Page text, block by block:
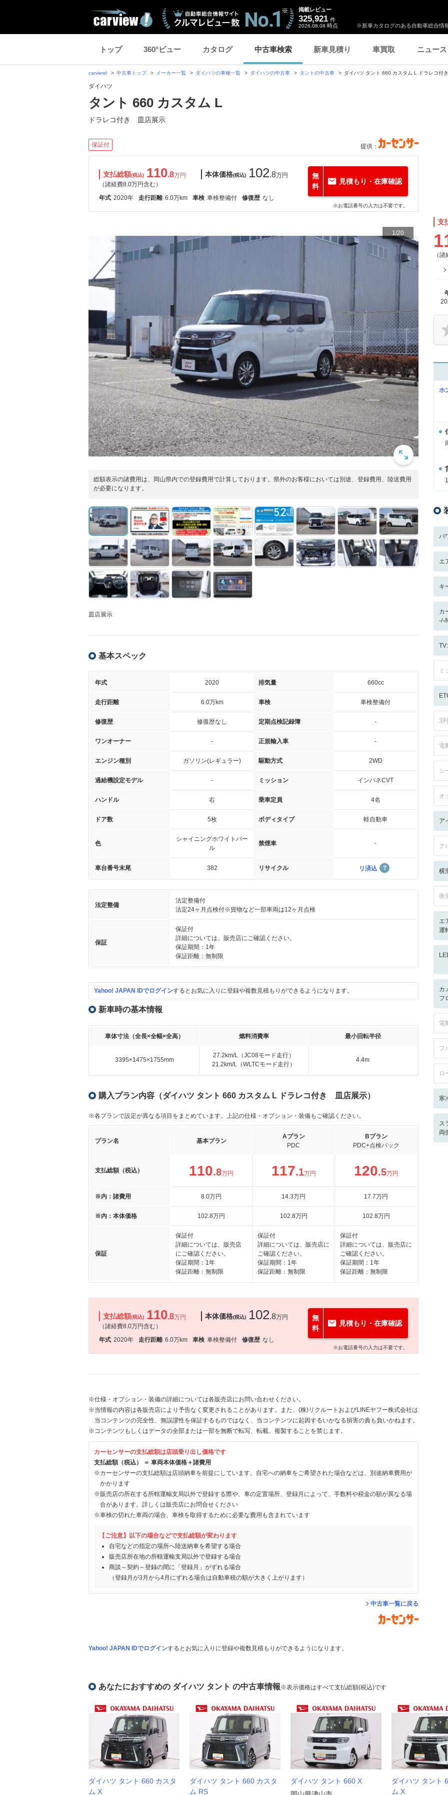
※新車カタログのある自動車総合情
掲載レビュー
325,921 件
2026.08.08 時点
トップ 360°ビュー カタログ 中古車検索 新車見積り 車買取 ニュース
carview! 中古車トップ メーカー一覧 ダイハツの車種一覧 ダイハツの中古車 タントの中古車 ダイハツ タント 660 カスタム L ドラレコ付
ダイハツ
タント 660 カスタム L
ドラレコ付き 皿店展示
保証付 提供：
支払総額(税込) 110.8万円
（諸経費8.0万円含む）
本体価格(税込) 102.8万円
年式 2020年 走行距離 6.0万km 車検 車検整備付 修復歴 なし
無
料
見積もり・在庫確認
※お電話番号の入力は不要です。
1/20
総額表示の諸費用は、岡山県内での登録費用で計算しております。県外のお客様においては別途、登録費用、陸送費用
が必要になります。
皿店展示
基本スペック
年式 2020 排気量 660cc
走行距離 6.0万km 車検 車検整備付
修復歴 修復歴なし 定期点検記録簿 -
ワンオーナー - 正規輸入車 -
エンジン種別 ガソリン(レギュラー) 駆動方式 2WD
過給機設定モデル - ミッション インパネCVT
ハンドル 右 乗車定員 4名
ドア数 5枚 ボディタイプ 軽自動車
色
シャイニングホワイトパー
ル
禁煙車 -
車台番号末尾 382 リサイクル リ済込
法定整備
法定整備付
法定24ヶ月点検付※貨物など一部車両は12ヶ月点検
保証
保証付
詳細については、販売店にご確認ください。
保証期間：1年
保証距離：無制限
Yahoo! JAPAN IDでログインするとお気に入りに登録や複数見積もりができるようになります。
新車時の基本情報
車体寸法（全長×全幅×全高） 燃料消費率 最小回転半径
3395×1475×1755mm
27.2km/L（JC08モード走行）
21.2km/L（WLTCモード走行）
4.4m
購入プラン内容（ダイハツ タント 660 カスタム L ドラレコ付き 皿店展示）
※各プランで設定が異なる項目をまとめています。上記の仕様・オプション・装備もご確認ください。
プラン名 基本プラン
Aプラン
PDC
Bプラン
PDC+点検パック
支払総額（税込） 110.8万円 117.1万円 120.5万円
※内：諸費用 8.0万円 14.3万円 17.7万円
※内：本体価格 102.8万円 102.8万円 102.8万円
保証
保証付
詳細については、販売店
にご確認ください。
保証期間：1年
保証距離：無制限
保証付
詳細については、販売店に
ご確認ください。
保証期間：1年
保証距離：無制限
保証付
詳細については、販売店に
ご確認ください。
保証期間：1年
保証距離：無制限
支払総額(税込) 110.8万円
（諸経費8.0万円含む）
本体価格(税込) 102.8万円
年式 2020年 走行距離 6.0万km 車検 車検整備付 修復歴 なし
無
料
見積もり・在庫確認
※お電話番号の入力は不要です。
※仕様・オプション・装備の詳細については各販売店にお問い合わせください。
※当情報の内容は各販売店により予告なく変更されることがあります。また、(株)リクルートおよびLINEヤフー株式会社は
当コンテンツの完全性、無誤謬性を保証するものではなく、当コンテンツに起因するいかなる損害の責も負いかねます。
※コンテンツもしくはデータの全部または一部を無断で転写、転載、複製することを禁じます。
カーセンサーの支払総額は店頭乗り出し価格です
支払総額（税込） ＝ 車両本体価格＋諸費用
※カーセンサーの支払総額は店頭納車を前提にしています。自宅への納車をご希望された場合などは、別途納車費用が
かかります
※販売店の所在する所轄運輸支局以外で登録する際や、車の定置場所、登録月によって、手数料や税金の額が異なる場
合があります。詳しくは販売店にお問合せください
※車検の切れた車両の場合、車検を取得するために必要な費用も含まれています
【ご注意】以下の場合などで支払総額が変わります
自宅などの指定の場所へ陸送納車を希望する場合
販売店所在地の所轄運輸支局以外で登録する場合
商談～契約～登録の間に「登録月」がずれる場合
（登録月が3月から4月にずれる場合は自動車税の額が大きく上がります）
中古車一覧に戻る
Yahoo! JAPAN IDでログインするとお気に入りに登録や複数見積もりができるようになります。
支
（
ホ
パ
エ
キ
カ
-/-/
ミ
3
電
シ
オ
ア
ク
横
衝
エ
運
カ
フ
電
フ
ロ
寒
ス
両
あなたにおすすめの ダイハツ タント の中古車情報※表示価格はすべて支払総額(税込)です
ダイハツ タント 660 カスタ
ム X
ダイハツ タント 660 カスタ
ム RS
ダイハツ タント 660 X
ダイハツ タント
ム X